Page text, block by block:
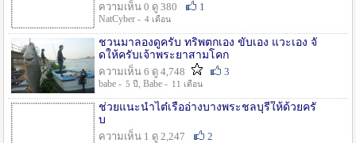
ความเห็น 0 ดู 380
1
NatCyber - 4 เดือน
ชวนมาลองดูครับ ทริพตกเอง ขับเอง แวะเอง จั
ดให้ครับเจ้าพระยาสามโคก
ความเห็น 6 ดู 4,748
3
babe - 5 ปี , Babe - 11 เดือน
ช่วยแนะนำไต๋เรืออ่างบางพระชลบุรีให้ด้วยครั
บ
ความเห็น 1 ดู 2,247
2